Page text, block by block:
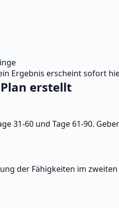
Ergebnis erscheint sofort
erstellt
31-60 und Tage 61-90.
der Fähigkeiten im